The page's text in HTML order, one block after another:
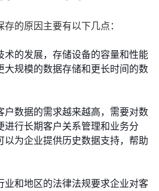
的原因主要有以下几点：
术的发展，存储设备的容量和性能
大规模的数据存储和更长时间的数
户数据的需求越来越高，需要对数
进行长期客户关系管理和业务分
以为企业提供历史数据支持，帮助
业和地区的法律法规要求企业对客